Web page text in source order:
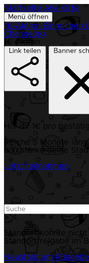
Startseite Alle Orte
Menü öffnen
1€-Aktion Einreichen
Changelog
1€ Aktion
Link teilen Banner
Hol dir 1€ pro
Reiche 5 Monate
und stärke deine
Jetzt teilnehmen
Standort konnte
Standortfreigabe im
Neustadt am